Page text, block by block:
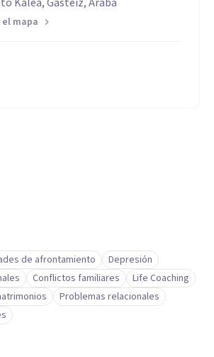
mapa
de afrontamiento
Depresión
Conflictos familiares
Life Coaching
Problemas relacionales